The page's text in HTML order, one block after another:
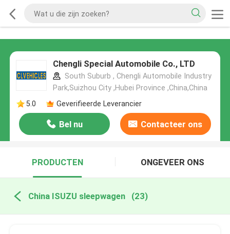
Chengli Special Automobile Co., LTD
South Suburb , Chengli Automobile Industry
Park,Suizhou City ,Hubei Province ,China,China
5.0
Geverifieerde Leverancier
Bel nu Contacteer ons
PRODUCTEN ONGEVEER ONS
China ISUZU sleepwagen (23)